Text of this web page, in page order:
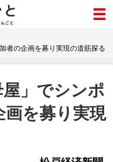
者の企画を募り実現の道筋探る
」でシンポ
を募り実現